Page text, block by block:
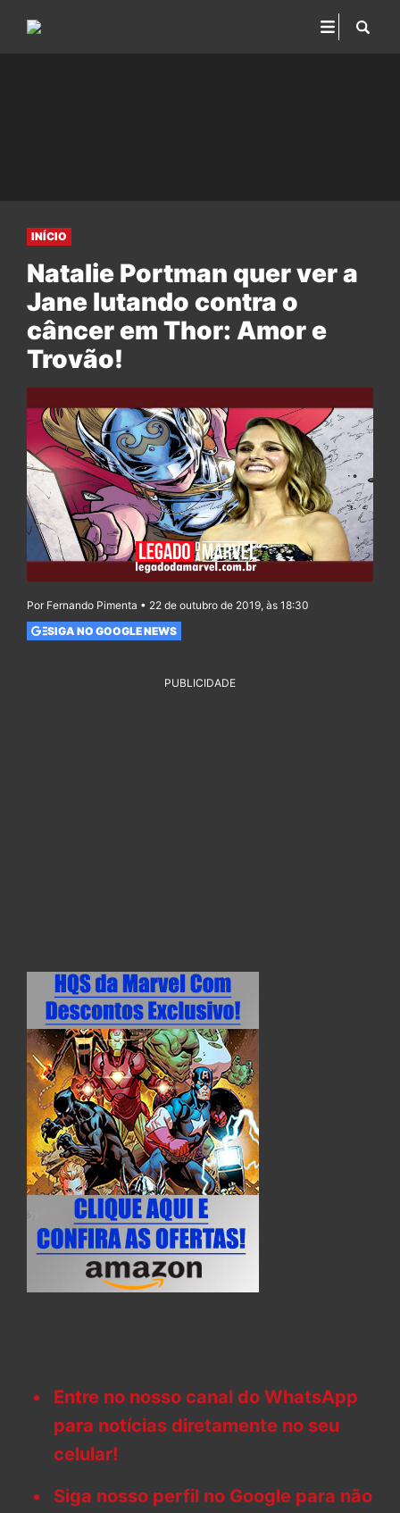
INÍCIO
Natalie Portman quer ver a
Jane lutando contra o
câncer em Thor: Amor e
Trovão!
Por Fernando Pimenta • 22 de outubro de 2019, às 18:30
SIGA NO GOOGLE NEWS
PUBLICIDADE
Entre no nosso canal do WhatsApp
para notícias diretamente no seu
celular!
Siga nosso perfil no Google para não